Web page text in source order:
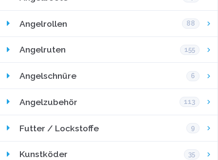
Angelrollen 88
Angelruten 155
Angelschnüre 6
Angelzubehör 113
Futter / Lockstoffe 9
Kunstköder 35